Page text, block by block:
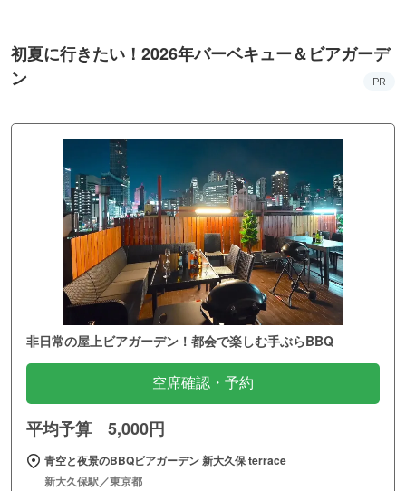
初夏に行きたい！2026年バーベキュー＆ビアガーデ
ン
PR
非日常の屋上ビアガーデン！都会で楽しむ手ぶらBBQ
空席確認・予約
平均予算 5,000円
青空と夜景のBBQビアガーデン 新大久保 terrace
新大久保駅／東京都